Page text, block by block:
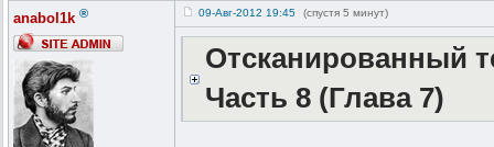
anabol1k ® 09-Авг-2012 19:45 (спустя 5 минут)
Отсканированный
Часть 8 (Глава 7)